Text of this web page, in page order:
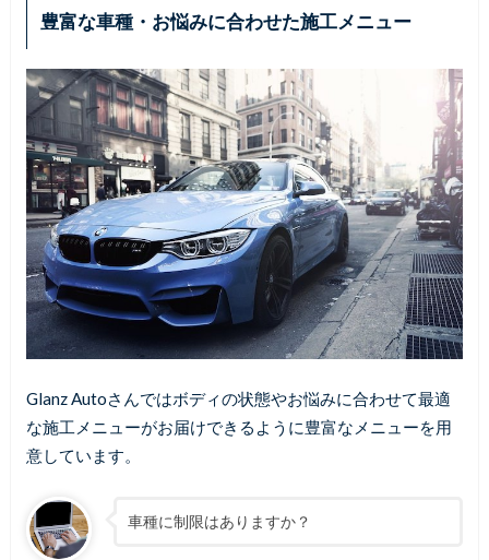
豊富な車種・お悩みに合わせた施工メニュー
Glanz Autoさんではボディの状態やお悩みに合わせて最適
な施工メニューがお届けできるように豊富なメニューを用
意しています。
車種に制限はありますか？